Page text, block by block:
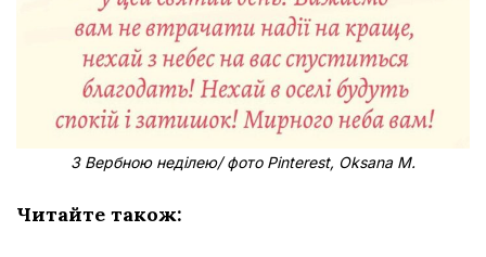
З Вербною неділею/ фото Pinterest, Oksana M.
Читайте також: